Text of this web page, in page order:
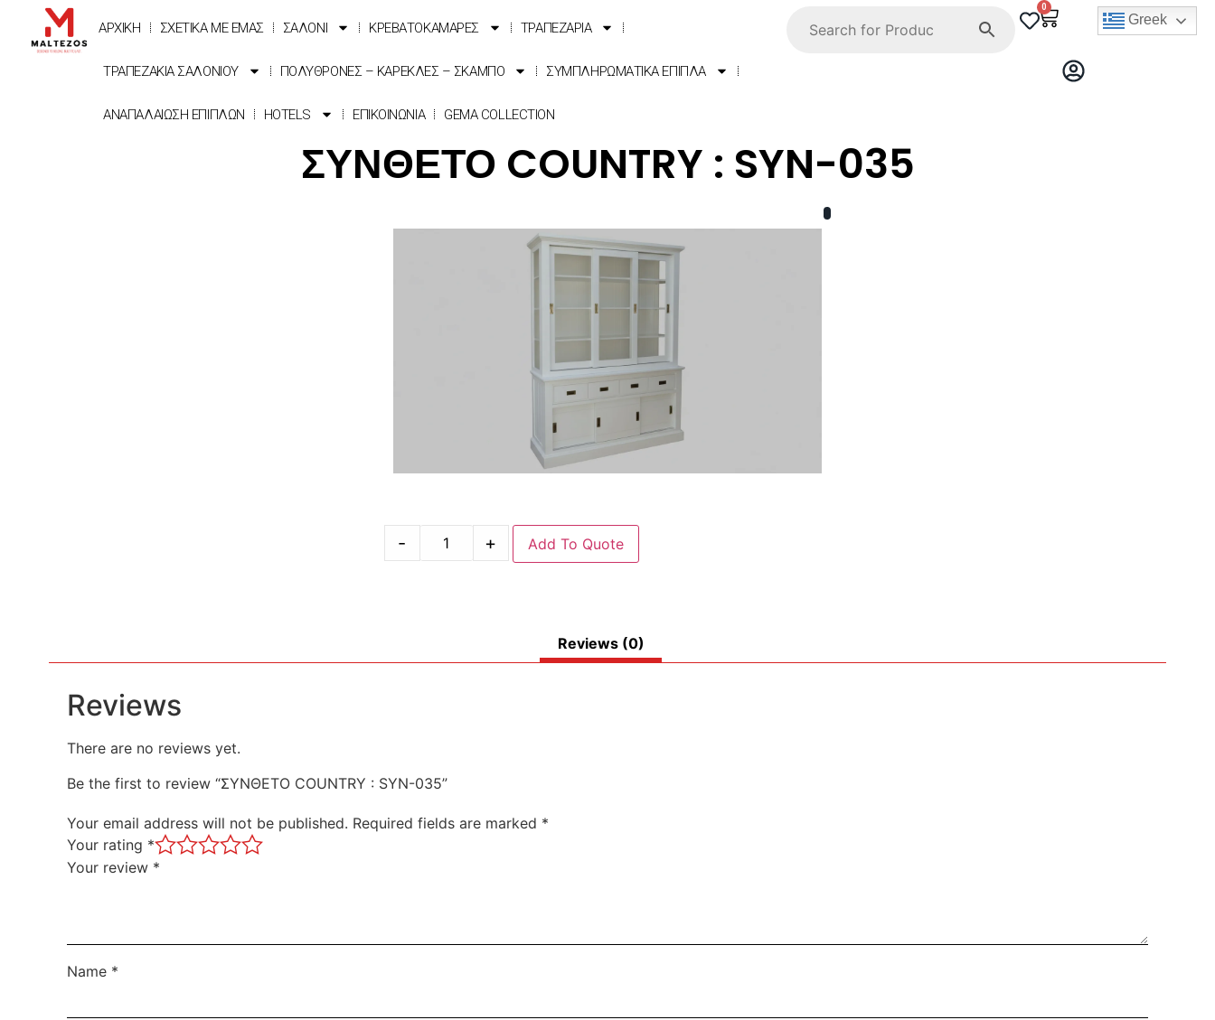
ΑΡΧΙΚΗ ΣΧΕΤΙΚΑ ΜΕ ΕΜΑΣ ΣΑΛΟΝΙ ΚΡΕΒΑΤΟΚΑΜΑΡΕΣ ΤΡΑΠΕΖΑΡΙΑ
ΤΡΑΠΕΖΑΚΙΑ ΣΑΛΟΝΙΟΥ ΠΟΛΥΘΡΟΝΕΣ – ΚΑΡΕΚΛΕΣ – ΣΚΑΜΠΟ ΣΥΜΠΛΗΡΩΜΑΤΙΚΑ ΕΠΙΠΛΑ
ΑΝΑΠΑΛΑΙΩΣΗ ΕΠΙΠΛΩΝ HOTELS ΕΠΙΚΟΙΝΩΝΙΑ GEMA COLLECTION
0
Greek
ΣΥΝΘΕΤΟ COUNTRY : SYN-035
- + Add To Quote
Reviews (0)
Reviews
There are no reviews yet.
Be the first to review “ΣΥΝΘΕΤΟ COUNTRY : SYN-035”
Your email address will not be published. Required fields are marked *
Your rating *
Your review *
Name *